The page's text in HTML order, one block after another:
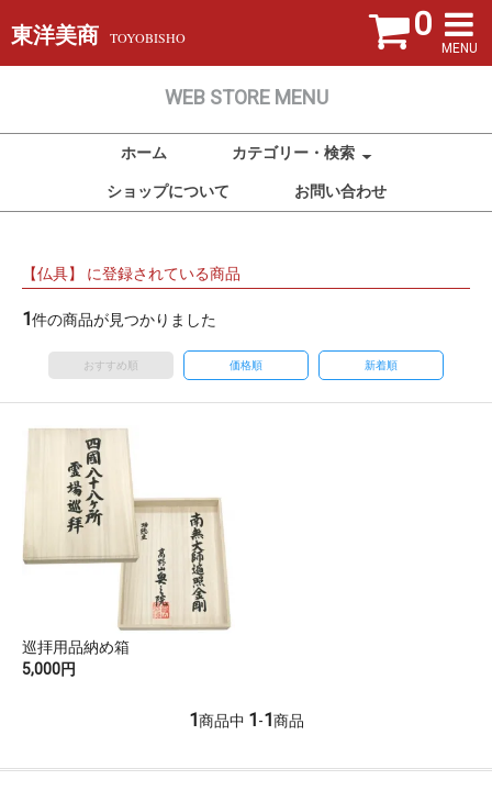
MENU
東洋美商 TOYOBISHO
WEB STORE MENU
ホーム カテゴリー・検索
ショップについて お問い合わせ
0
【仏具】 に登録されている商品
1件の商品が見つかりました
おすすめ順 価格順 新着順
巡拝用品納め箱
5,000円
1 商品中 1 -1 商品